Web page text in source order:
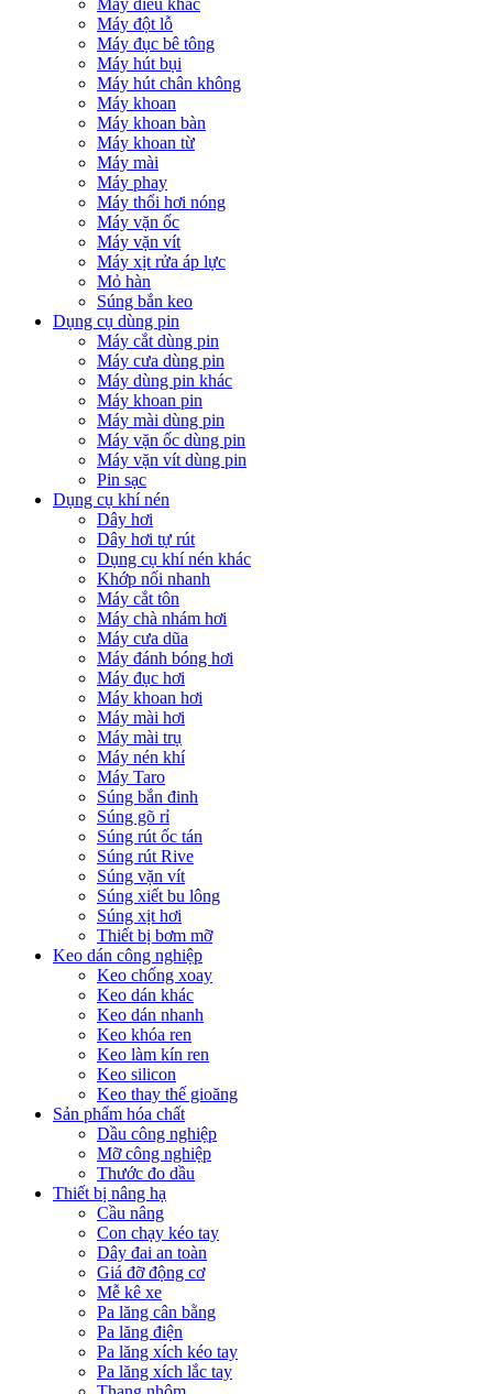
Máy điêu khắc
Máy đột lỗ
Máy đục bê tông
Máy hút bụi
Máy hút chân không
Máy khoan
Máy khoan bàn
Máy khoan từ
Máy mài
Máy phay
Máy thổi hơi nóng
Máy vặn ốc
Máy vặn vít
Máy xịt rửa áp lực
Mỏ hàn
Súng bắn keo
Dụng cụ dùng pin
Máy cắt dùng pin
Máy cưa dùng pin
Máy dùng pin khác
Máy khoan pin
Máy mài dùng pin
Máy vặn ốc dùng pin
Máy vặn vít dùng pin
Pin sạc
Dụng cụ khí nén
Dây hơi
Dây hơi tự rút
Dụng cụ khí nén khác
Khớp nối nhanh
Máy cắt tôn
Máy chà nhám hơi
Máy cưa dũa
Máy đánh bóng hơi
Máy đục hơi
Máy khoan hơi
Máy mài hơi
Máy mài trụ
Máy nén khí
Máy Taro
Súng bắn đinh
Súng gõ rỉ
Súng rút ốc tán
Súng rút Rive
Súng vặn vít
Súng xiết bu lông
Súng xịt hơi
Thiết bị bơm mỡ
Keo dán công nghiệp
Keo chống xoay
Keo dán khác
Keo dán nhanh
Keo khóa ren
Keo làm kín ren
Keo silicon
Keo thay thế gioăng
Sản phẩm hóa chất
Dầu công nghiệp
Mỡ công nghiệp
Thước đo dầu
Thiết bị nâng hạ
Cầu nâng
Con chạy kéo tay
Dây đai an toàn
Giá đỡ động cơ
Mễ kê xe
Pa lăng cân bằng
Pa lăng điện
Pa lăng xích kéo tay
Pa lăng xích lắc tay